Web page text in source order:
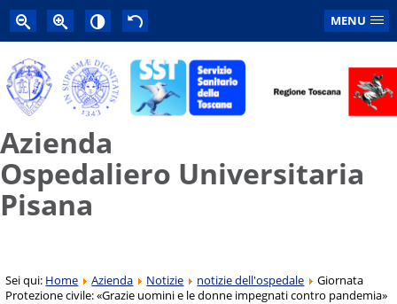
MENU
Azienda
Ospedaliero Universitaria
Pisana
Sei qui: Home Azienda Notizie notizie dell'ospedale
Giornata
Protezione civile: «Grazie uomini e le donne impegnati contro pandemia»